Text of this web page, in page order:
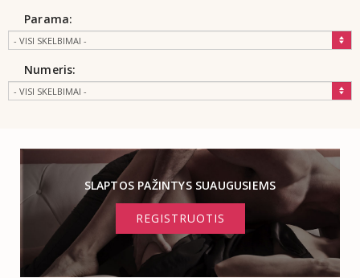
Parama:
Numeris:
SLAPTOS PAŽINTYS SUAUGUSIEMS
REGISTRUOTIS